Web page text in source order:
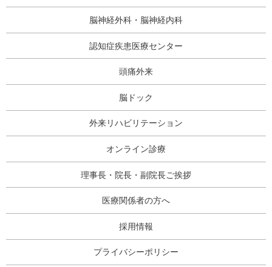
脳神経外科・脳神経内科
認知症疾患医療センター
頭痛外来
脳ドック
外来リハビリテーション
オンライン診療
理事長・院長・副院長ご挨拶
医療関係者の方へ
採用情報
プライバシーポリシー